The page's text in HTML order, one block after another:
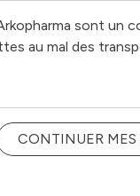
sont un
au mal des
CONTINUER